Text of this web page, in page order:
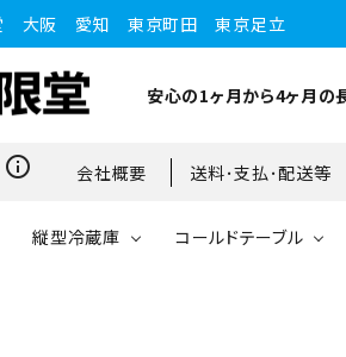
堂 大阪 愛知 東京町田 東京足立
安心の1ヶ月から4ヶ月の
info_outline 会社概要 送料･支払･配送等
縦型冷蔵庫 コールドテーブル